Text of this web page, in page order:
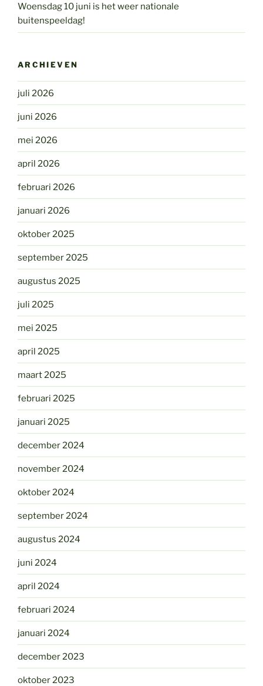
Woensdag 10 juni is het weer nationale
buitenspeeldag!
ARCHIEVEN
juli 2026
juni 2026
mei 2026
april 2026
februari 2026
januari 2026
oktober 2025
september 2025
augustus 2025
juli 2025
mei 2025
april 2025
maart 2025
februari 2025
januari 2025
december 2024
november 2024
oktober 2024
september 2024
augustus 2024
juni 2024
april 2024
februari 2024
januari 2024
december 2023
oktober 2023